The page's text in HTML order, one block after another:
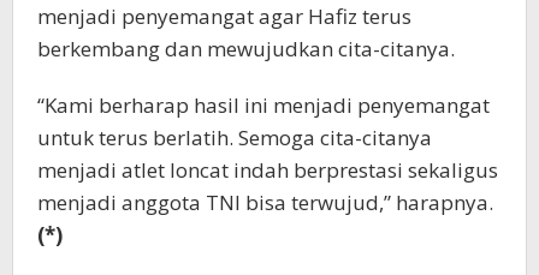
menjadi penyemangat agar Hafiz terus
berkembang dan mewujudkan cita-citanya.
“Kami berharap hasil ini menjadi penyemangat
untuk terus berlatih. Semoga cita-citanya
menjadi atlet loncat indah berprestasi sekaligus
menjadi anggota TNI bisa terwujud,” harapnya.
(*)